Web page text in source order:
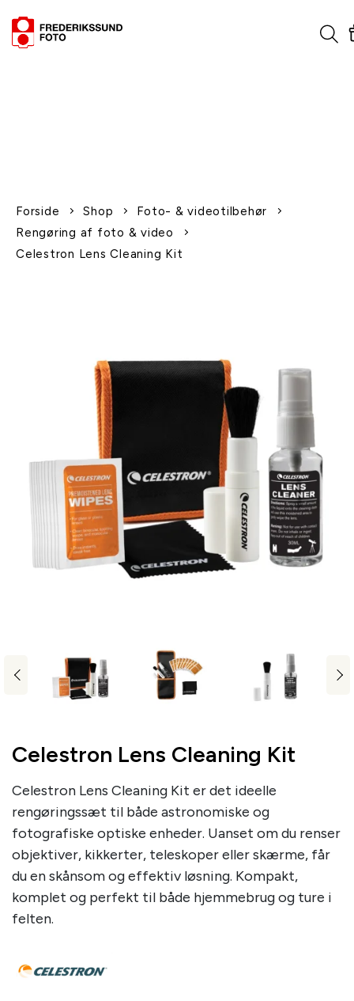
Forside Shop
Foto- & videotilbehør
Rengøring af foto & video
Celestron Lens Cleaning Kit
Celestron Lens Cleaning Kit
Celestron Lens Cleaning Kit er det ideelle
rengøringssæt til både astronomiske og
fotografiske optiske enheder. Uanset om du renser
objektiver, kikkerter, teleskoper eller skærme, får
du en skånsom og effektiv løsning. Kompakt,
komplet og perfekt til både hjemmebrug og ture i
felten.